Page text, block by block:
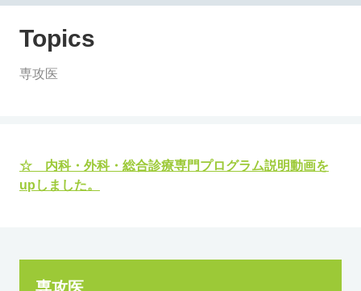
Topics
専攻医
☆ 内科・外科・総合診療専門プログラム説明動画を
upしました。